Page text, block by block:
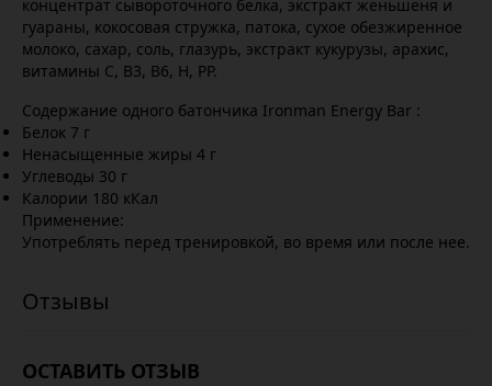
концентрат сывороточного белка, экстракт женьшеня и
гуараны, кокосовая стружка, патока, сухое обезжиренное
молоко, сахар, соль, глазурь, экстракт кукурузы, арахис,
витамины С, В3, В6, Н, РР.
Содержание одного батончика Ironman Energy Bar :
Белок 7 г
Ненасыщенные жиры 4 г
Углеводы 30 г
Калории 180 кКал
Применение:
Употреблять перед тренировкой, во время или после нее.
ОСТАВИТЬ ОТЗЫВ